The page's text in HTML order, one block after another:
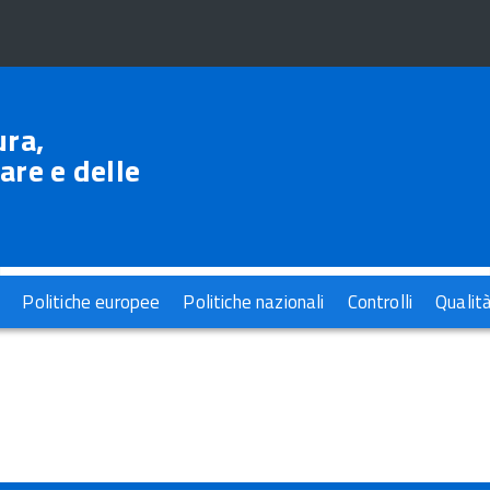
e delle
Politiche europee Politiche nazionali Controlli